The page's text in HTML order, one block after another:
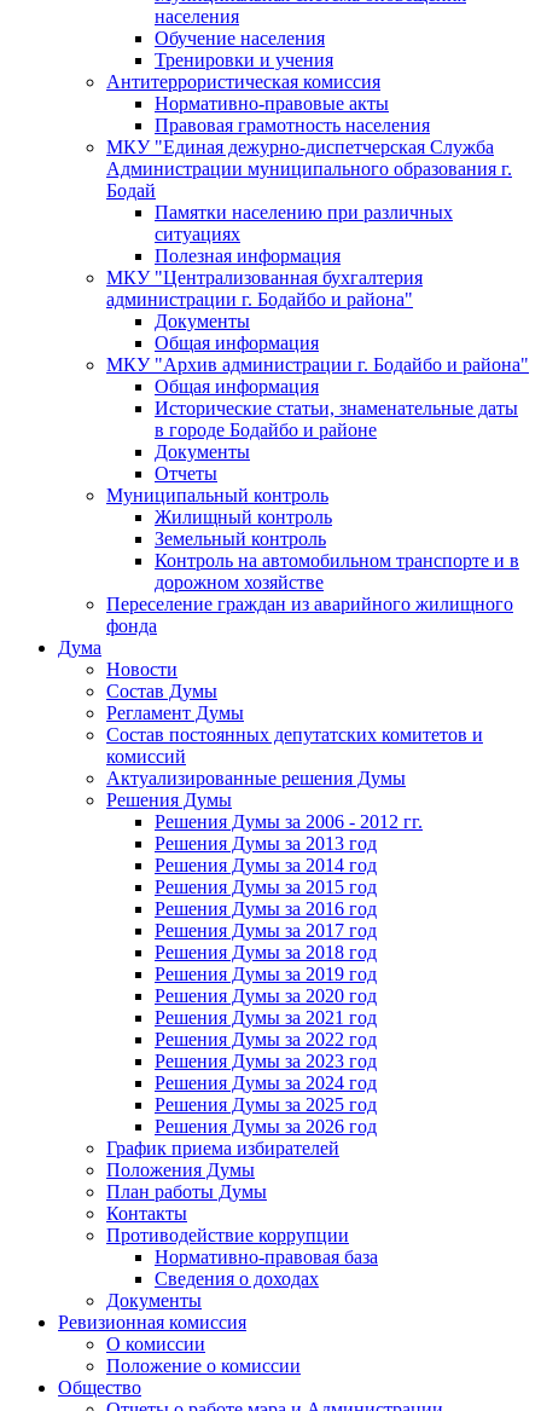
населения
Обучение населения
Тренировки и учения
Антитеррористическая комиссия
Нормативно-правовые акты
Правовая грамотность населения
МКУ "Единая дежурно-диспетчерская Служба
Администрации муниципального образования г.
Бодай
Памятки населению при различных
ситуациях
Полезная информация
МКУ "Централизованная бухгалтерия
администрации г. Бодайбо и района"
Документы
Общая информация
МКУ "Архив администрации г. Бодайбо и района"
Общая информация
Исторические статьи, знаменательные даты
в городе Бодайбо и районе
Документы
Отчеты
Муниципальный контроль
Жилищный контроль
Земельный контроль
Контроль на автомобильном транспорте и в
дорожном хозяйстве
Переселение граждан из аварийного жилищного
фонда
Дума
Новости
Состав Думы
Регламент Думы
Состав постоянных депутатских комитетов и
комиссий
Актуализированные решения Думы
Решения Думы
Решения Думы за 2006 - 2012 гг.
Решения Думы за 2013 год
Решения Думы за 2014 год
Решения Думы за 2015 год
Решения Думы за 2016 год
Решения Думы за 2017 год
Решения Думы за 2018 год
Решения Думы за 2019 год
Решения Думы за 2020 год
Решения Думы за 2021 год
Решения Думы за 2022 год
Решения Думы за 2023 год
Решения Думы за 2024 год
Решения Думы за 2025 год
Решения Думы за 2026 год
График приема избирателей
Положения Думы
План работы Думы
Контакты
Противодействие коррупции
Нормативно-правовая база
Сведения о доходах
Документы
Ревизионная комиссия
О комиссии
Положение о комиссии
Общество